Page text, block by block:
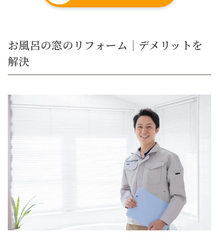
お風呂の窓のリフォーム｜デメリットを
解決